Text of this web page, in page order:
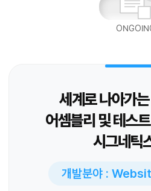
세계로 나아가는
어셈블리 및 테스
시그네틱
개발분야 :